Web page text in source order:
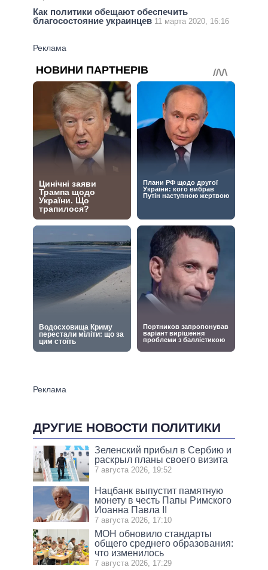
Как политики обещают обеспечить
благосостояние украинцев 11 марта 2020, 16:16
ДРУГИЕ НОВОСТИ ПОЛИТИКИ
Зеленский прибыл в Сербию и
раскрыл планы своего визита
7 августа 2026, 19:52
Нацбанк выпустит памятную
монету в честь Папы Римского
Иоанна Павла II
7 августа 2026, 17:10
МОН обновило стандарты
общего среднего образования:
что изменилось
7 августа 2026, 17:29